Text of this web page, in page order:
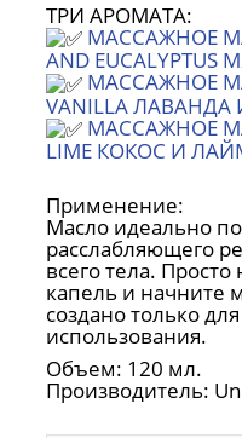
ТРИ АРОМАТА:
МАССАЖНОЕ
AND
МАССАЖНОЕ
VANILLA
МАССАЖНОЕ
LIME КОКОС И
Применение:
Масло идеально
расслабляющего
всего тела.
капель и начните
создано только
использования.
Объем: 120 мл.
Производитель: